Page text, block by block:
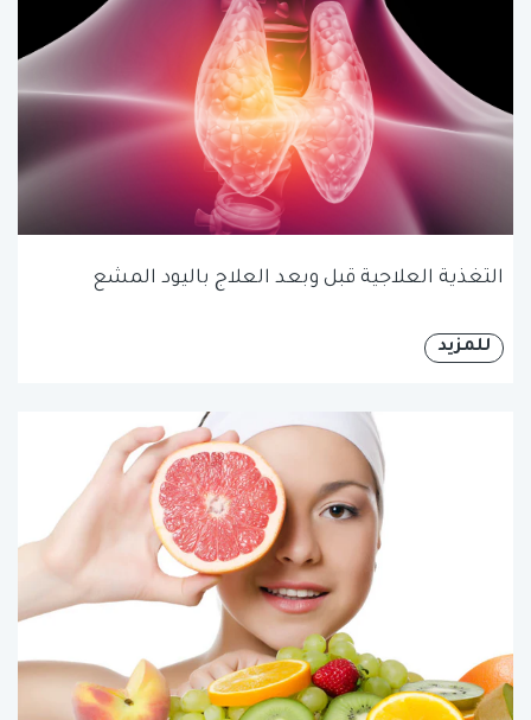
التغذية العلاجية قبل وبعد العلاج باليود المشع
للمزيد